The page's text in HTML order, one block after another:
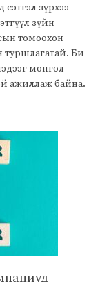
зүрхээ
зүйн
томоохон
туршлагатай. Би
монгол
ажиллаж байна.